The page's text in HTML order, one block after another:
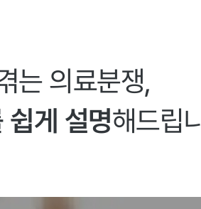
는 의료분쟁,
게 설명해드립